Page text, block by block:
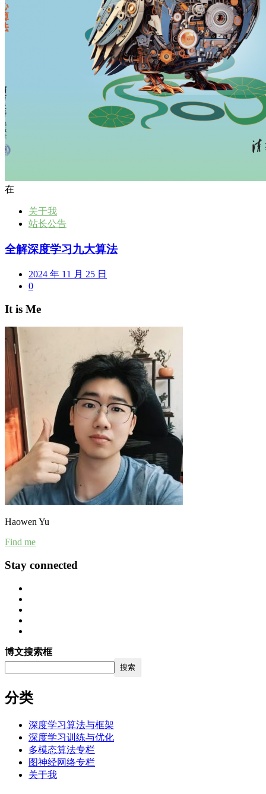
在
关于我
站长公告
全解深度学习九大算法
2024 年 11 月 25 日
0
It is Me
Haowen Yu
Find me
Stay connected
博文搜索框
搜索
分类
深度学习算法与框架
深度学习训练与优化
多模态算法专栏
图神经网络专栏
关于我